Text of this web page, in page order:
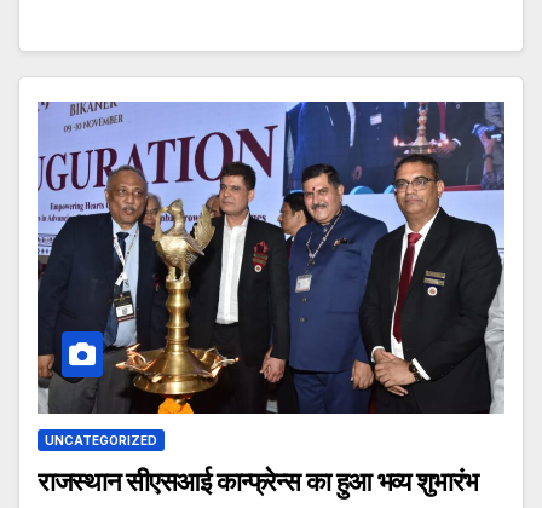
UNCATEGORIZED
राजस्थान सीएसआई कान्फ्रेन्स का हुआ भव्य शुभारंभ